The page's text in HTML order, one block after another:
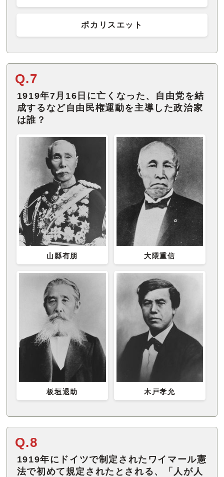
ポカリスエット
Q.7
1919年7月16日に亡くなった、自由党を結
成するなど自由民権運動を主導した政治家
は誰？
山縣有朋 大隈重信
板垣退助 木戸孝允
Q.8
1919年にドイツで制定されたワイマール憲
法で初めて規定されたとされる、「人が人